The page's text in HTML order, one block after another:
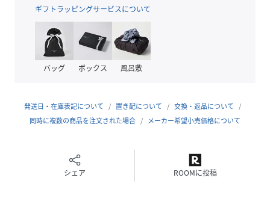
2色とも素朴で落ち着いたブラウン系で、釉薬の中に細かい
茶色の濃淡が変化をつけています。
ちょっと一息つきたいときや、お家に友人を招いたときの来
すすめ。
ギフトラッピングサービスについて
バッグ ボックス 風呂敷
発送日・在庫表記について 置き配について
交換・返品について
同時に複数の商品を注文された場合
メーカー希望小売価格について
シェア ROOMに投稿